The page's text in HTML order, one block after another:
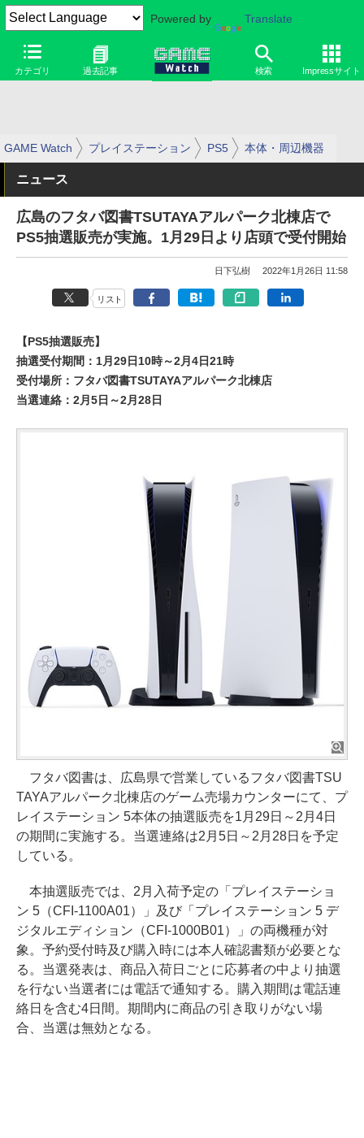
Powered by Translate
カテゴリ 過去記事 検索 Impressサイト
GAME Watch プレイステーション PS5 本体・周辺機器
ニュース
広島のフタバ図書TSUTAYAアルパーク北棟店で
PS5抽選販売が実施。1月29日より店頭で受付開始
日下弘樹 2022年1月26日 11:58
リスト
【PS5抽選販売】
抽選受付期間：1月29日10時～2月4日21時
受付場所：フタバ図書TSUTAYAアルパーク北棟店
当選連絡：2月5日～2月28日
フタバ図書は、広島県で営業しているフタバ図書TSU
TAYAアルパーク北棟店のゲーム売場カウンターにて、プ
レイステーション 5本体の抽選販売を1月29日～2月4日
の期間に実施する。当選連絡は2月5日～2月28日を予定
している。
本抽選販売では、2月入荷予定の「プレイステーショ
ン 5（CFI-1100A01）」及び「プレイステーション 5 デ
ジタルエディション（CFI-1000B01）」の両機種が対
象。予約受付時及び購入時には本人確認書類が必要とな
る。当選発表は、商品入荷日ごとに応募者の中より抽選
を行ない当選者には電話で通知する。購入期間は電話連
絡日を含む4日間。期間内に商品の引き取りがない場
合、当選は無効となる。